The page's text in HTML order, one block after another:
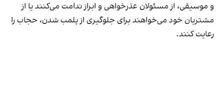
و موسیقی، از مسئولان عذرخواهی و ابراز ندامت می‌کنند یا از
مشتریان خود می‌خواهند برای جلوگیری از پلمب شدن، حجاب را
رعایت کنند.